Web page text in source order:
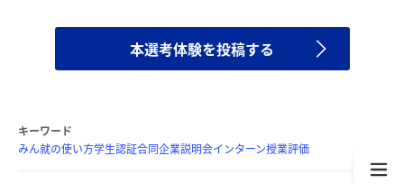
本選考体験を投稿する
キーワード
みん就の使い方学生認証合同企業説明会インターン授業評価